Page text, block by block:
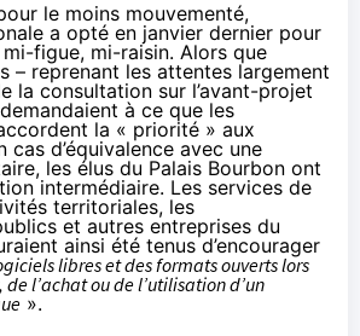
le moins mouvementé,
a opté en janvier dernier pour
figue, mi-raisin. Alors que
– reprenant les attentes largement
la consultation sur l’avant-projet
à ce que les
la « priorité » aux
cas d’équivalence avec une
les élus du Palais Bourbon ont
intermédiaire. Les services de
territoriales, les
et autres entreprises du
ainsi été tenus d’encourager
libres et des formats ouverts lors
l’achat ou de l’utilisation d’un
».